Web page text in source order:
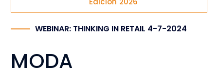
WEBINAR: THINKING IN RETAIL 4-7-2024
MODA